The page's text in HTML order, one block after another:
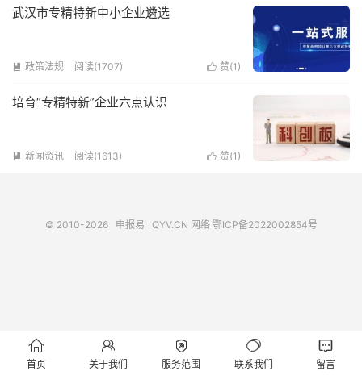
武汉市专精特新中小企业遴选
 赞(1 )
 政策法规 阅读(1707)
培育“专精特新”企业六点认识
 赞(1 )
 新闻资讯 阅读(1613)
© 2010-2026 申报易 QYV.CN 网络 鄂ICP备2022002854号

首页

关于我们

服务范围

联系我们

留言